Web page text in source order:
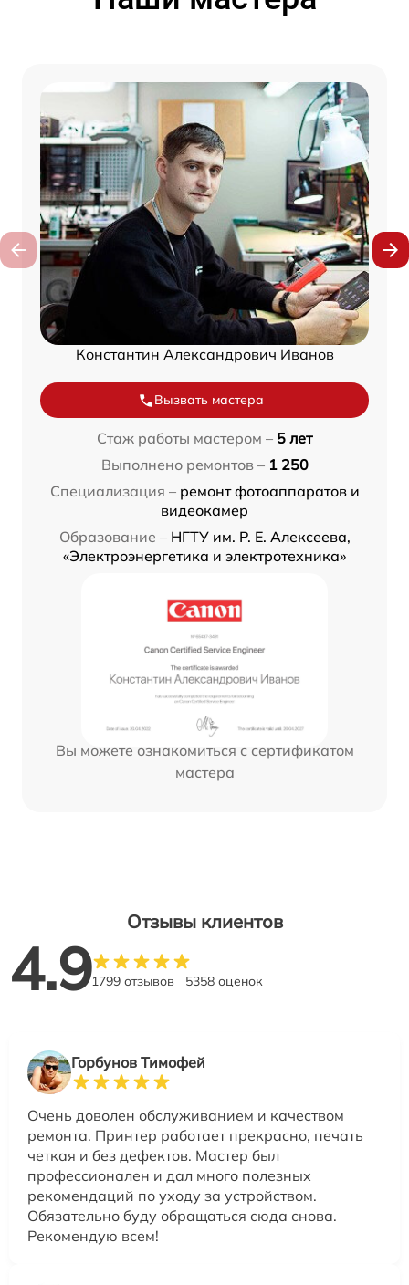
Константин Александрович Иванов
Вызвать мастера
Стаж работы мастером – 5 лет
Выполнено ремонтов – 1 250
Специализация – ремонт фотоаппаратов и
видеокамер
Образование – НГТУ им. Р. Е. Алексеева,
«Электроэнергетика и электротехника»
Вы можете ознакомиться с сертификатом
мастера
Отзывы клиентов
4.91799 отзывов 5358 оценок
Горбунов Тимофей
Очень доволен обслуживанием и качеством
ремонта. Принтер работает прекрасно, печать
четкая и без дефектов. Мастер был
профессионален и дал много полезных
рекомендаций по уходу за устройством.
Обязательно буду обращаться сюда снова.
Рекомендую всем!